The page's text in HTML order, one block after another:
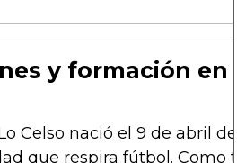
y formación en
Celso nació el 9 de abril
que respira fútbol. Como